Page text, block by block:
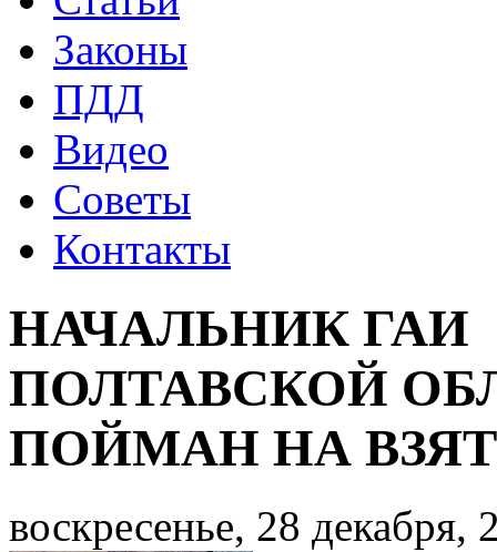
Законы
ПДД
Видео
Советы
Контакты
НАЧАЛЬНИК ГАИ
ПОЛТАВСКОЙ
ПОЙМАН НА
воскресенье, 28 декабря,